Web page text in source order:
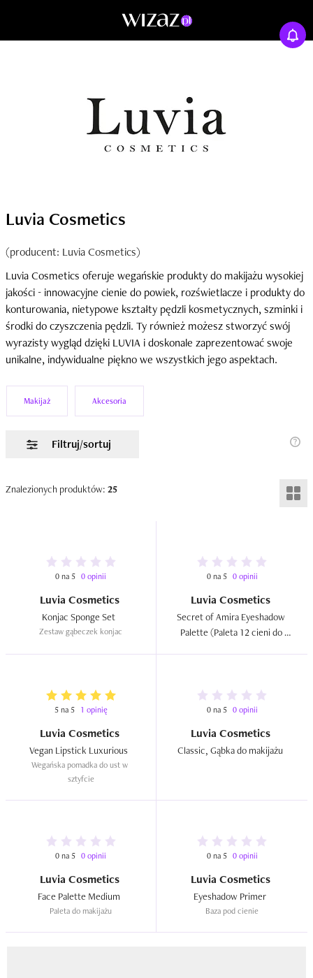
Luvia Cosmetics
(producent: Luvia Cosmetics)
Luvia Cosmetics oferuje wegańskie produkty do makijażu wysokiej
jakości - innowacyjne cienie do powiek, rozświetlacze i produkty do
konturowania, nietypowe kształty pędzli kosmetycznych, szminki i
środki do czyszczenia pędzli. Ty również możesz stworzyć swój
wyrazisty wygląd dzięki LUVIA i doskonale zaprezentować swoje
unikalne, indywidualne piękno we wszystkich jego aspektach.
Makijaż Akcesoria
Filtruj/sortuj
Znalezionych produktów: 25
0 na 5 0 opinii
Luvia Cosmetics
Zestaw gąbeczek konjac
0 na 5 0 opinii
Luvia Cosmetics
Secret of Amira Eyeshadow
Palette (Paleta 12 cieni do
5 na 5 1 opinię
Luvia Cosmetics
Wegańska pomadka do ust w
sztyfcie
0 na 5 0 opinii
Luvia Cosmetics
0 na 5 0 opinii
Luvia Cosmetics
Paleta do makijażu
0 na 5 0 opinii
Luvia Cosmetics
Baza pod cienie